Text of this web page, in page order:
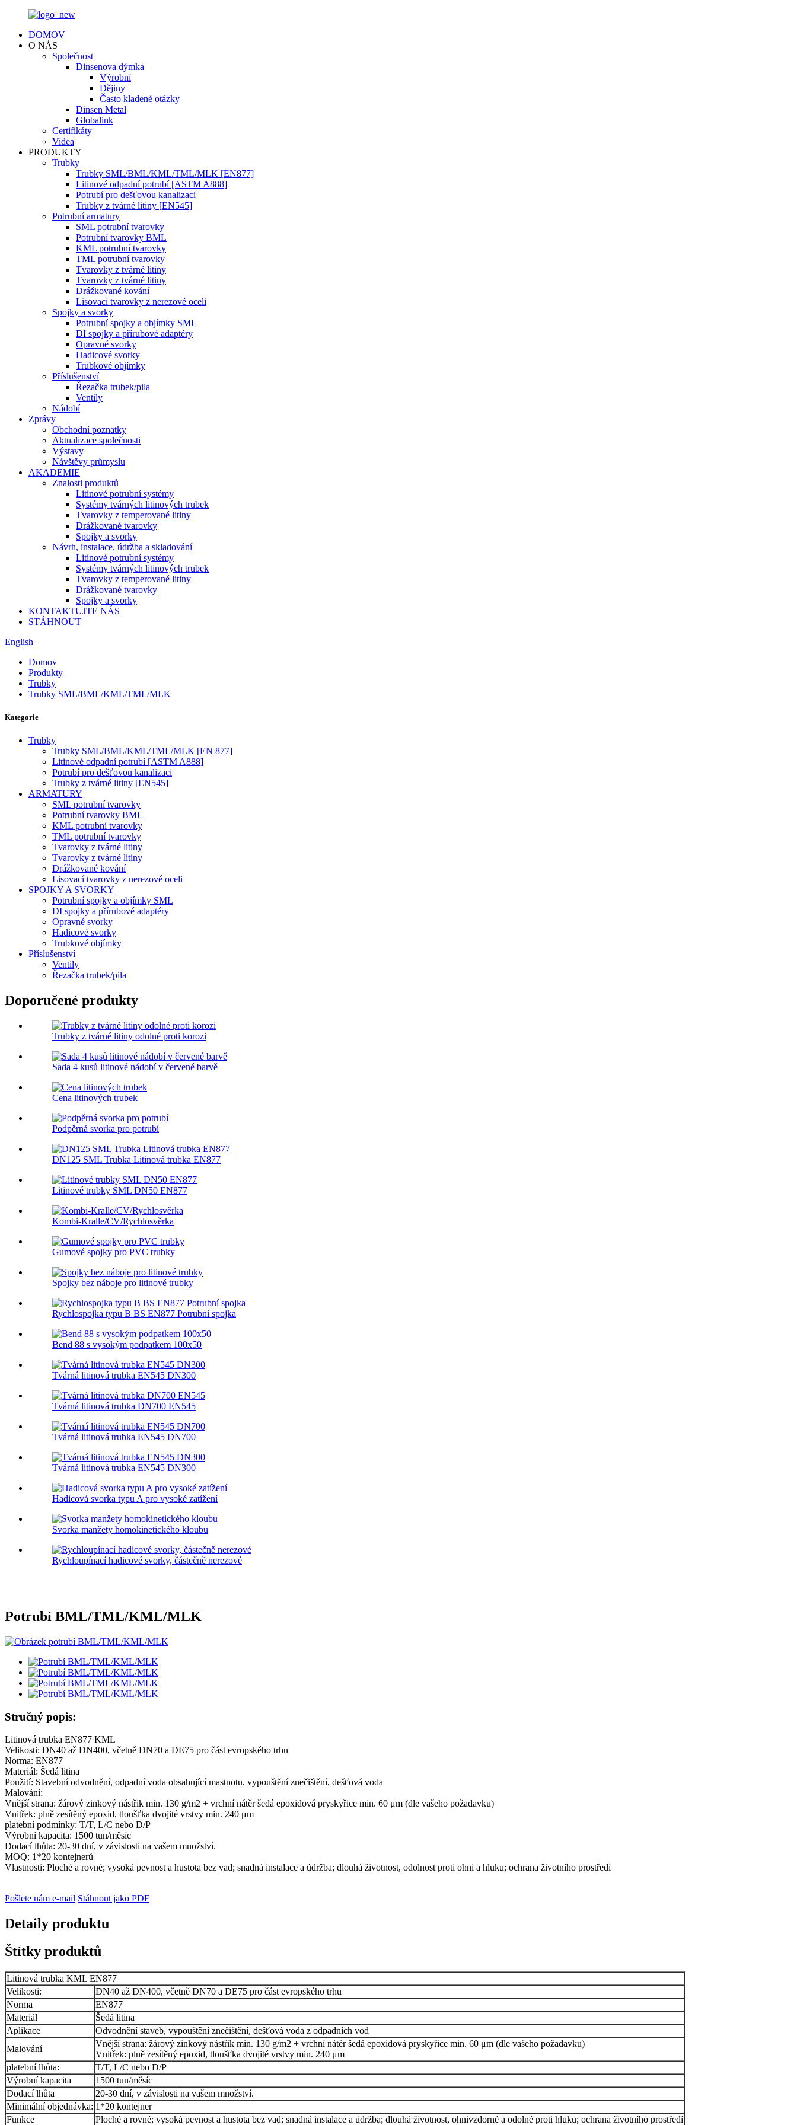
DOMOV
O NÁS
Společnost
Dinsenova dýmka
Výrobní
Dějiny
Často kladené otázky
Dinsen Metal
Globalink
Certifikáty
Videa
PRODUKTY
Trubky
Trubky SML/BML/KML/TML/MLK [EN877]
Litinové odpadní potrubí [ASTM A888]
Potrubí pro dešťovou kanalizaci
Trubky z tvárné litiny [EN545]
Potrubní armatury
SML potrubní tvarovky
Potrubní tvarovky BML
KML potrubní tvarovky
TML potrubní tvarovky
Tvarovky z tvárné litiny
Tvarovky z tvárné litiny
Drážkované kování
Lisovací tvarovky z nerezové oceli
Spojky a svorky
Potrubní spojky a objímky SML
DI spojky a přírubové adaptéry
Opravné svorky
Hadicové svorky
Trubkové objímky
Příslušenství
Řezačka trubek/pila
Ventily
Nádobí
Zprávy
Obchodní poznatky
Aktualizace společnosti
Výstavy
Návštěvy průmyslu
AKADEMIE
Znalosti produktů
Litinové potrubní systémy
Systémy tvárných litinových trubek
Tvarovky z temperované litiny
Drážkované tvarovky
Spojky a svorky
Návrh, instalace, údržba a skladování
Litinové potrubní systémy
Systémy tvárných litinových trubek
Tvarovky z temperované litiny
Drážkované tvarovky
Spojky a svorky
KONTAKTUJTE NÁS
STÁHNOUT
English
Domov
Produkty
Trubky
Trubky SML/BML/KML/TML/MLK
Kategorie
Trubky
Trubky SML/BML/KML/TML/MLK [EN 877]
Litinové odpadní potrubí [ASTM A888]
Potrubí pro dešťovou kanalizaci
Trubky z tvárné litiny [EN545]
ARMATURY
SML potrubní tvarovky
Potrubní tvarovky BML
KML potrubní tvarovky
TML potrubní tvarovky
Tvarovky z tvárné litiny
Tvarovky z tvárné litiny
Drážkované kování
Lisovací tvarovky z nerezové oceli
SPOJKY A SVORKY
Potrubní spojky a objímky SML
DI spojky a přírubové adaptéry
Opravné svorky
Hadicové svorky
Trubkové objímky
Příslušenství
Ventily
Řezačka trubek/pila
Doporučené produkty
Trubky z tvárné litiny odolné proti korozi
Sada 4 kusů litinové nádobí v červené barvě
Cena litinových trubek
Podpěrná svorka pro potrubí
DN125 SML Trubka Litinová trubka EN877
Litinové trubky SML DN50 EN877
Kombi-Kralle/CV/Rychlosvěrka
Gumové spojky pro PVC trubky
Spojky bez náboje pro litinové trubky
Rychlospojka typu B BS EN877 Potrubní spojka
Bend 88 s vysokým podpatkem 100x50
Tvárná litinová trubka EN545 DN300
Tvárná litinová trubka DN700 EN545
Tvárná litinová trubka EN545 DN700
Tvárná litinová trubka EN545 DN300
Hadicová svorka typu A pro vysoké zatížení
Svorka manžety homokinetického kloubu
Rychloupínací hadicové svorky, částečně nerezové
Potrubí BML/TML/KML/MLK
Stručný popis:
Litinová trubka EN877 KML
Velikosti: DN40 až DN400, včetně DN70 a DE75 pro část evropského trhu
Norma: EN877
Materiál: Šedá litina
Použití: Stavební odvodnění, odpadní voda obsahující mastnotu, vypouštění znečištění, dešťová voda
Malování:
Vnější strana: žárový zinkový nástřik min. 130 g/m2 + vrchní nátěr šedá epoxidová pryskyřice min. 60 μm (dle vašeho požadavku)
Vnitřek: plně zesítěný epoxid, tloušťka dvojité vrstvy min. 240 μm
platební podmínky: T/T, L/C nebo D/P
Výrobní kapacita: 1500 tun/měsíc
Dodací lhůta: 20-30 dní, v závislosti na vašem množství.
MOQ: 1*20 kontejnerů
Vlastnosti: Ploché a rovné; vysoká pevnost a hustota bez vad; snadná instalace a údržba; dlouhá životnost, odolnost proti ohni a hluku; ochrana životního prostředí
Pošlete nám e-mail Stáhnout jako PDF
Detaily produktu
Štítky produktů
Litinová trubka KML EN877
Velikosti:
DN40 až DN400, včetně DN70 a DE75 pro část evropského trhu
Norma
EN877
Materiál
Šedá litina
Aplikace
Odvodnění staveb, vypouštění znečištění, dešťová voda z odpadních vod
Malování
Vnější strana: žárový zinkový nástřik min. 130 g/m2 + vrchní nátěr šedá epoxidová pryskyřice min. 60 μm (dle vašeho požadavku)
Vnitřek: plně zesítěný epoxid, tloušťka dvojité vrstvy min. 240 μm
platební lhůta:
T/T, L/C nebo D/P
Výrobní kapacita
1500 tun/měsíc
Dodací lhůta
20-30 dní, v závislosti na vašem množství.
Minimální objednávka: 1*20 kontejner
Funkce
Ploché a rovné; vysoká pevnost a hustota bez vad; snadná instalace a údržba; dlouhá životnost, ohnivzdorné a odolné proti hluku; ochrana životního prostředí